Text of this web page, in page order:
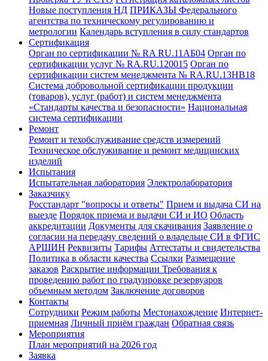
Новые поступления НД ПРИКАЗЫ Федерального
агентства по техническому регулированию и
метрологии Календарь вступления в силу стандартов
Сертификация
Орган по сертификации № RA RU.11АБ04 Орган по
сертификации услуг № RA.RU.120015 Орган по
сертификации систем менеджмента № RA.RU.13HB18
Система добровольной сертификации продукции
(товаров), услуг (работ) и систем менеджмента
«Стандарты качества и безопасности» Национальная
система сертификации
Ремонт
Ремонт и техобслуживание средств измерений
Техническое обслуживание и ремонт медицинских
изделий
Испытания
Испытательная лаборатория Электролаборатория
Заказчику
Росстандарт "вопросы и ответы" Прием и выдача СИ на
выезде Порядок приема и выдачи СИ и ИО Область
аккредитации Документы для скачивания Заявление о
согласии на передачу сведений о владельце СИ в ФГИС
АРШИН Реквизиты Тарифы Аттестаты и свидетельства
Политика в области качества Ссылки Размещение
заказов Раскрытие информации Требования к
проведению работ по градуировке резервуаров
объемным методом Заключение договоров
Контакты
Сотрудники Режим работы Местонахождение Интернет-
приемная Личный приём граждан Обратная связь
Мероприятия
План мероприятий на 2026 год
Заявка